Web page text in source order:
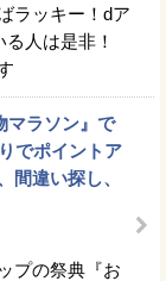
ラッキー！dア
人は是非！
マラソン』で
でポイントア
間違い探し、
プの祭典『お